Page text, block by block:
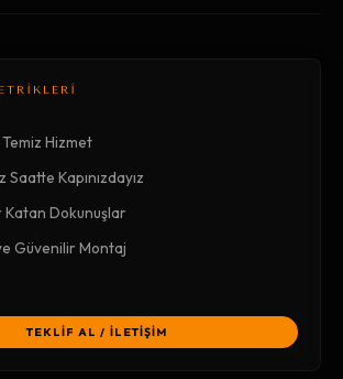
Hizmet
Kapınızdayız
Dokunuşlar
Güvenilir Montaj
TEKLİF AL / İLETİŞİM